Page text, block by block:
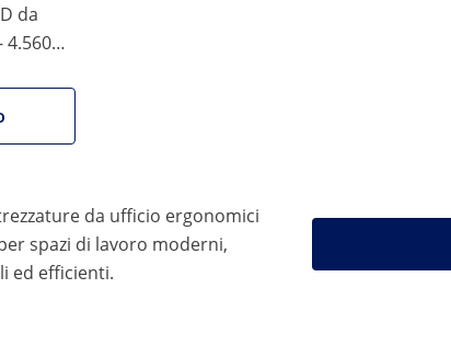
da
4.560
rappresentazione realistica e naturale dei colori
laccato bianco opaco. La durata particolarmente
il pannello può essere montato ovunque in
di soli 1 cm
da ufficio ergonomici
spazi di lavoro moderni,
ed efficienti.